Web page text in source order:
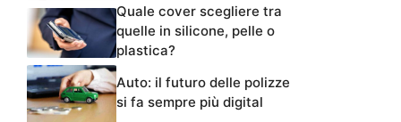
Quale cover scegliere tra
quelle in silicone, pelle o
plastica?
Auto: il futuro delle polizze
si fa sempre più digital